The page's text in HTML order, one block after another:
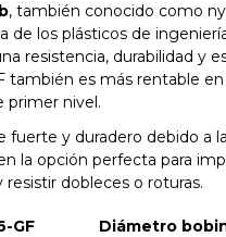
, también conocido como
de los plásticos de
resistencia, durabilidad y
también es más rentable
primer nivel.
fuerte y duradero debido a
la opción perfecta para
dobleces o roturas.
GF
Diámetro